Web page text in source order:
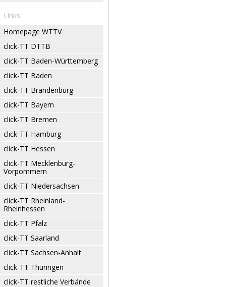
Links
Homepage WTTV
click-TT DTTB
click-TT Baden-Württemberg
click-TT Baden
click-TT Brandenburg
click-TT Bayern
click-TT Bremen
click-TT Hamburg
click-TT Hessen
click-TT Mecklenburg-
Vorpommern
click-TT Niedersachsen
click-TT Rheinland-
Rheinhessen
click-TT Pfalz
click-TT Saarland
click-TT Sachsen-Anhalt
click-TT Thüringen
click-TT restliche Verbände